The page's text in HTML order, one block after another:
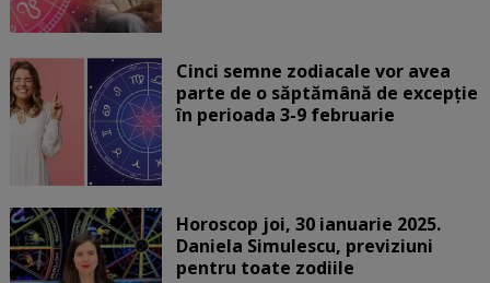
Cinci semne zodiacale vor avea
parte de o săptămână de excepție
în perioada 3-9 februarie
Horoscop joi, 30 ianuarie 2025.
Daniela Simulescu, previziuni
pentru toate zodiile